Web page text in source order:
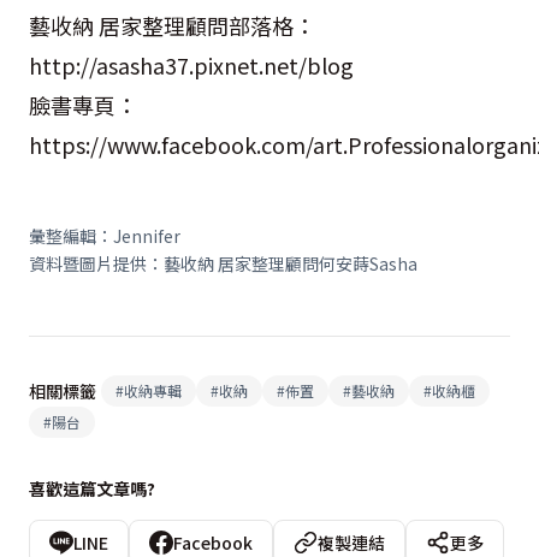
藝收納 居家整理顧問部落格：
http://asasha37.pixnet.net/blog
臉書專頁：
https://www.facebook.com/
彙整編輯：Jennifer
資料暨圖片提供：藝收納 居家整理顧問何安蒔Sasha
相關標籤 #收納專輯 #收納 #佈置 #藝收納 #收納櫃
#陽台
喜歡這篇文章嗎?
LINE Facebook 複製連結
更多